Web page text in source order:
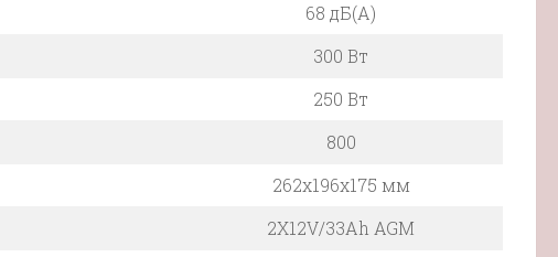
68 дБ(А)
300 Вт
250 Вт
800
262x196x175 мм
2X12V/33Ah AGM